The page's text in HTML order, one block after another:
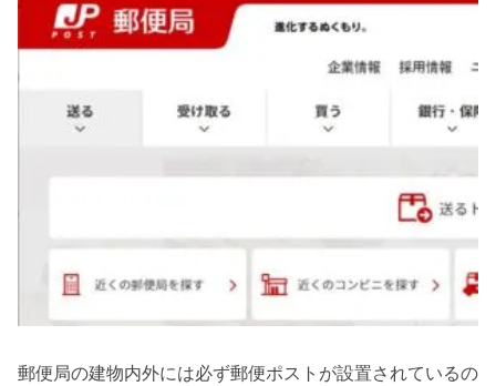
郵便局の建物内外には必ず郵便ポストが設置されているの